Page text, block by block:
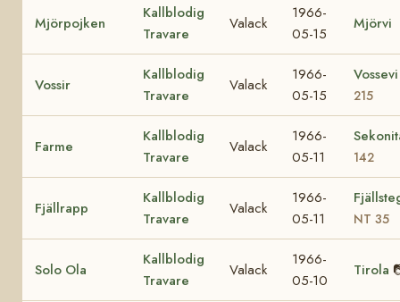
Mjörpojken
Kallblodig
Travare
Valack
1966-
05-15
Mjörvi
Vossir
Kallblodig
Travare
Valack
1966-
05-15
215
Farme
Kallblodig
Travare
Valack
1966-
05-11
142
Fjällrapp
Kallblodig
Travare
Valack
1966-
05-11
NT 35
Solo Ola
Kallblodig
Travare
Valack
1966-
05-10
Tirola